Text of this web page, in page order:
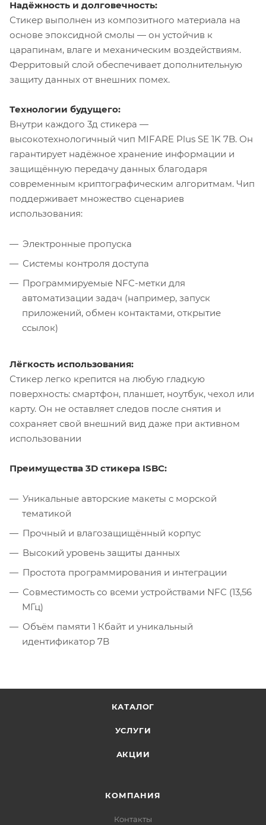
Надёжность и долговечность:
Стикер выполнен из композитного материала на
основе эпоксидной смолы — он устойчив к
царапинам, влаге и механическим воздействиям.
Ферритовый слой обеспечивает дополнительную
защиту данных от внешних помех.
Технологии будущего:
Внутри каждого 3д стикера —
высокотехнологичный чип MIFARE Plus SE 1K 7B. Он
гарантирует надёжное хранение информации и
защищённую передачу данных благодаря
современным криптографическим алгоритмам. Чип
поддерживает множество сценариев
использования:
Электронные пропуска
Системы контроля доступа
Программируемые NFC-метки для
автоматизации задач (например, запуск
приложений, обмен контактами, открытие
ссылок)
Лёгкость использования:
Стикер легко крепится на любую гладкую
поверхность: смартфон, планшет, ноутбук, чехол или
карту. Он не оставляет следов после снятия и
сохраняет свой внешний вид даже при активном
использовании
Преимущества 3D стикера ISBC:
Уникальные авторские макеты с морской
тематикой
Прочный и влагозащищённый корпус
Высокий уровень защиты данных
Простота программирования и интеграции
Совместимость со всеми устройствами NFC (13,56
МГц)
Объём памяти 1 Кбайт и уникальный
идентификатор 7B
КАТАЛОГ
УСЛУГИ
АКЦИИ
КОМПАНИЯ
Контакты